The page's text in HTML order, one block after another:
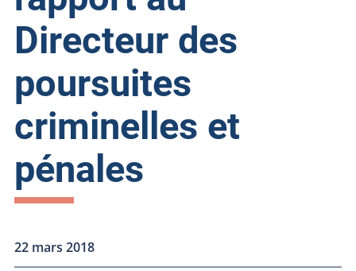
Directeur des
poursuites
criminelles et
pénales
22 mars 2018